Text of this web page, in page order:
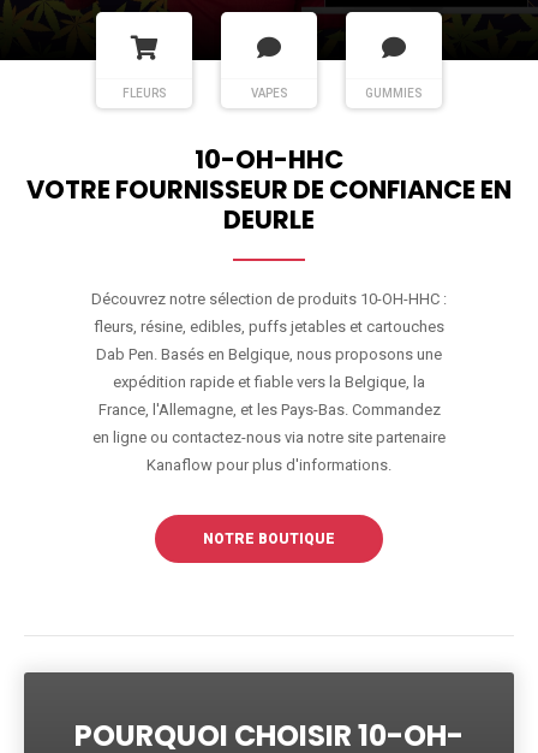
FLEURS VAPES GUMMIES
10-OH-HHC
VOTRE FOURNISSEUR DE CONFIANCE EN
DEURLE
Découvrez notre sélection de produits 10-OH-HHC :
fleurs, résine, edibles, puffs jetables et cartouches
Dab Pen. Basés en Belgique, nous proposons une
expédition rapide et fiable vers la Belgique, la
France, l'Allemagne, et les Pays-Bas. Commandez
en ligne ou contactez-nous via notre site partenaire
Kanaflow pour plus d'informations.
NOTRE BOUTIQUE
POURQUOI CHOISIR 10-OH-